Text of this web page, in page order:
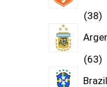
38
63